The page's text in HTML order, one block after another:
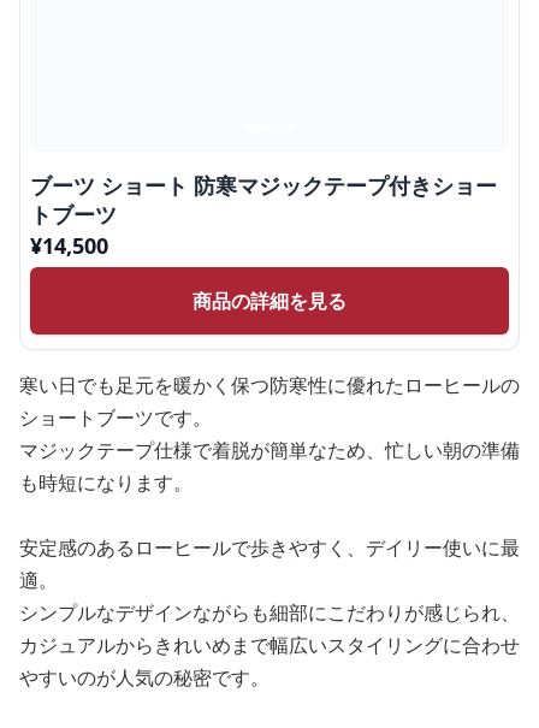
ブーツ ショート 防寒マジックテープ付きショー
トブーツ
¥14,500
商品の詳細を見る
寒い日でも足元を暖かく保つ防寒性に優れたローヒールの
ショートブーツです。
マジックテープ仕様で着脱が簡単なため、忙しい朝の準備
も時短になります。
安定感のあるローヒールで歩きやすく、デイリー使いに最
適。
シンプルなデザインながらも細部にこだわりが感じられ、
カジュアルからきれいめまで幅広いスタイリングに合わせ
やすいのが人気の秘密です。